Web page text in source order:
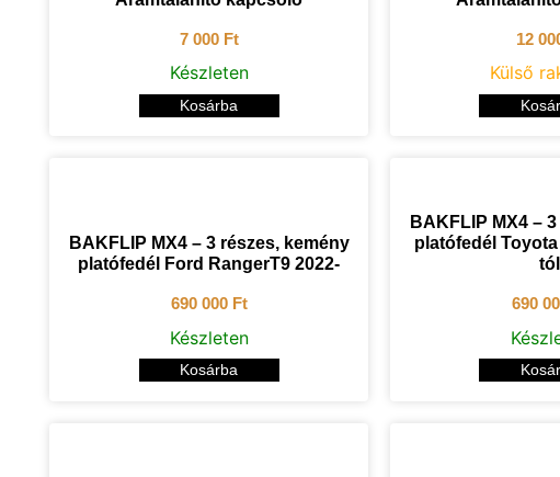
7 000 Ft
Készleten
Kosárba
12
Külső
BAKFLIP MX4 – 3 részes, kemény
platófedél Ford RangerT9 2022-
690 000 Ft
Készleten
Kosárba
BAKFLIP MX4 –
platófedél
tól
690